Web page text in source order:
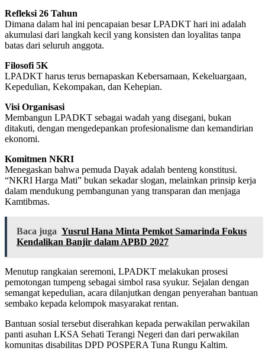
Refleksi 26 Tahun
Dimana dalam hal ini pencapaian besar LPADKT hari ini adalah
akumulasi dari langkah kecil yang konsisten dan loyalitas tanpa
batas dari seluruh anggota.
Filosofi 5K
LPADKT harus terus bernapaskan Kebersamaan, Kekeluargaan,
Kepedulian, Kekompakan, dan Kehepian.
Visi Organisasi
Membangun LPADKT sebagai wadah yang disegani, bukan
ditakuti, dengan mengedepankan profesionalisme dan kemandirian
ekonomi.
Komitmen NKRI
Menegaskan bahwa pemuda Dayak adalah benteng konstitusi.
“NKRI Harga Mati” bukan sekadar slogan, melainkan prinsip kerja
dalam mendukung pembangunan yang transparan dan menjaga
Kamtibmas.
Baca juga Yusrul Hana Minta Pemkot Samarinda Fokus
Kendalikan Banjir dalam APBD 2027
Menutup rangkaian seremoni, LPADKT melakukan prosesi
pemotongan tumpeng sebagai simbol rasa syukur. Sejalan dengan
semangat kepedulian, acara dilanjutkan dengan penyerahan bantuan
sembako kepada kelompok masyarakat rentan.
Bantuan sosial tersebut diserahkan kepada perwakilan perwakilan
panti asuhan LKSA Sehati Terangi Negeri dan dari perwakilan
komunitas disabilitas DPD POSPERA Tuna Rungu Kaltim.